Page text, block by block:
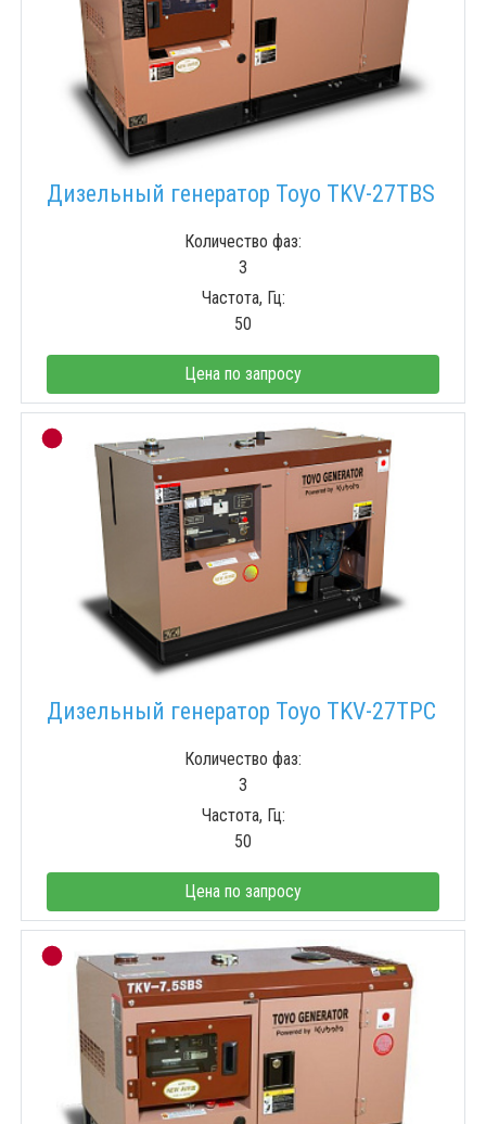
Дизельный генератор Toyo TKV-27TBS
Количество фаз:
3
Частота, Гц:
50
Цена по запросу
Дизельный генератор Toyo TKV-27TPC
Количество фаз:
3
Частота, Гц:
50
Цена по запросу